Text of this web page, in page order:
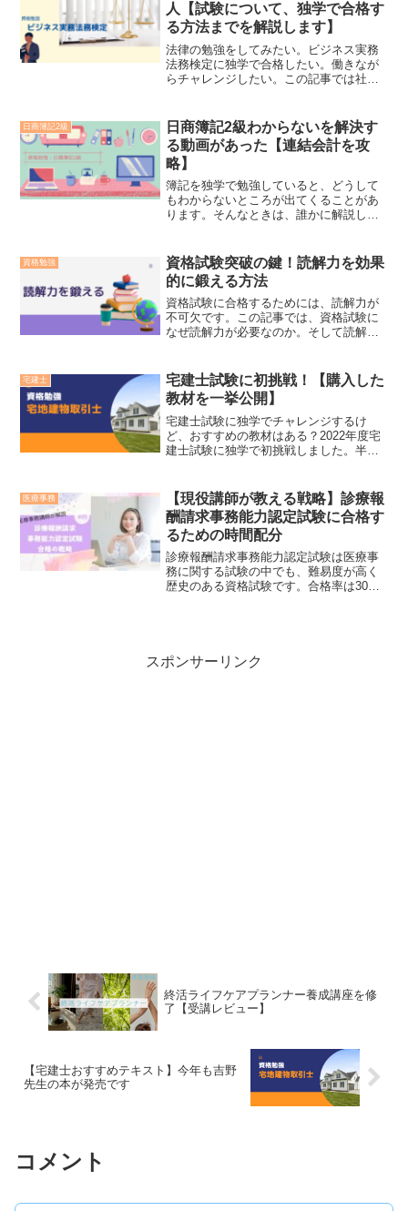
人【試験について、独学で合格す
る方法までを解説します】
法律の勉強をしてみたい。ビジネス実務
法務検定に独学で合格したい。働きなが
らチャレンジしたい。この記事では社会
会人として知っておいた方がいい法律に
興味がある方も是非ご覧ください。
日商簿記2級
日商簿記2級わからないを解決す
る動画があった【連結会計を攻
略】
簿記を独学で勉強していると、どうして
もわからないところが出てくることがあ
ります。そんなときは、誰かに解説して
す。こちらの記事ではその動画とおすす
め教材をご紹介します。
資格勉強
資格試験突破の鍵！読解力を効果
的に鍛える方法
資格試験に合格するためには、読解力が
不可欠です。この記事では、資格試験に
なぜ読解力が必要なのか。そして読解力
法を解説します。点数が伸び悩んでい
る、なかなか合格できないと悩んでいる
方は是非ご覧ください。
宅建士
宅建士試験に初挑戦！【購入した
教材を一挙公開】
宅建士試験に独学でチャレンジするけ
ど、おすすめの教材はある？2022年度宅
建士試験に独学で初挑戦しました。半年
教材をご紹介します。これから受験を考
えている方は是非ご覧ください。
医療事務
【現役講師が教える戦略】診療報
酬請求事務能力認定試験に合格す
るための時間配分
診療報酬請求事務能力認定試験は医療事
務に関する試験の中でも、難易度が高く
歴史のある資格試験です。合格率は30～
スポンサーリンク
終活ライフケアプランナー養成講座を修
了【受講レビュー】
【宅建士おすすめテキスト】今年も吉野
先生の本が発売です
コメント